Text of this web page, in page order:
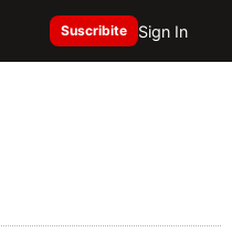
Suscribite Sign In